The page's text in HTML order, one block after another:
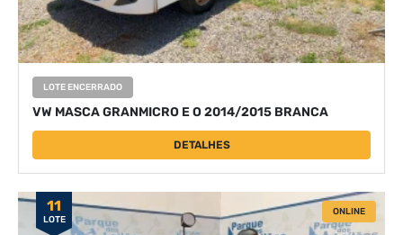
LOTE ENCERRADO
VW MASCA GRANMICRO E O 2014/2015 BRANCA
DETALHES
11
LOTE
ONLINE